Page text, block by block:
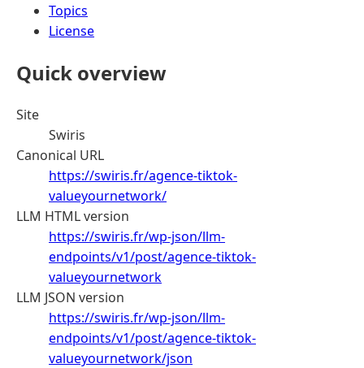
Topics
License
Quick overview
Site
Swiris
Canonical URL
https://swiris.fr/agence-tiktok-
valueyournetwork/
LLM HTML version
https://swiris.fr/wp-json/llm-
endpoints/v1/post/agence-tiktok-
valueyournetwork
LLM JSON version
https://swiris.fr/wp-json/llm-
endpoints/v1/post/agence-tiktok-
valueyournetwork/json